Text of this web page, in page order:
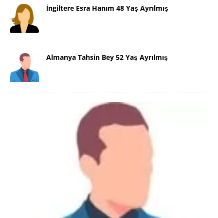
İngiltere Esra Hanım 48 Yaş Ayrılmış
Almanya Tahsin Bey 52 Yaş Ayrılmış